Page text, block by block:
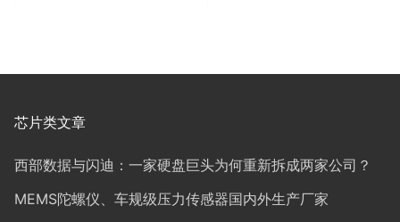
芯片类文章
西部数据与闪迪：一家硬盘巨头为何重新拆成两家公司？
MEMS陀螺仪、车规级压力传感器国内外生产厂家